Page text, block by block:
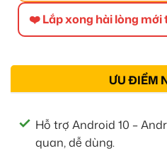
❤️ Lắp xong hài lòng mới
ƯU ĐIỂM
Hỗ trợ Android 10 –
quan, dễ dùng.